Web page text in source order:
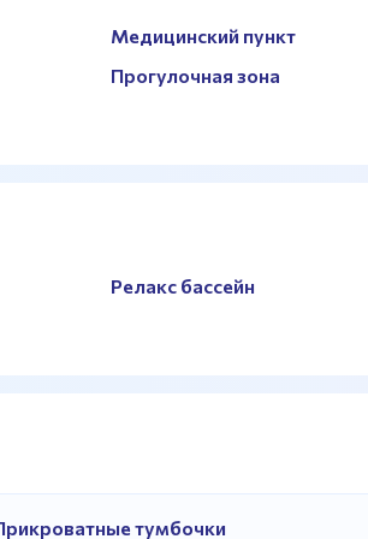
Медицинский пункт
Прогулочная зона
Релакс бассейн
тумбочки